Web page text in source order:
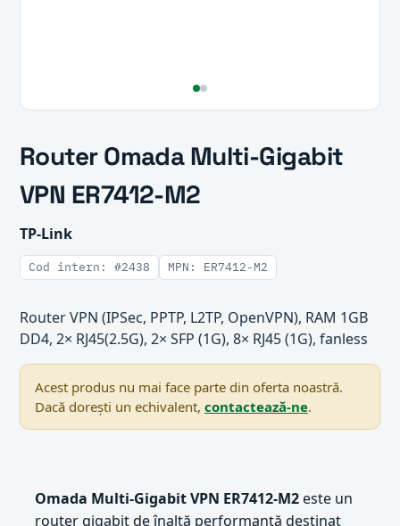
Router Omada Multi-Gigabit
VPN ER7412-M2
TP-Link
Cod intern: #2438 MPN: ER7412-M2
Router VPN (IPSec, PPTP, L2TP, OpenVPN), RAM 1GB
DD4, 2× RJ45(2.5G), 2× SFP (1G), 8× RJ45 (1G), fanless
Acest produs nu mai face parte din oferta noastră.
Dacă dorești un echivalent, contactează-ne.
Omada Multi-Gigabit VPN ER7412-M2este un
router gigabit de înaltă performanță destinat